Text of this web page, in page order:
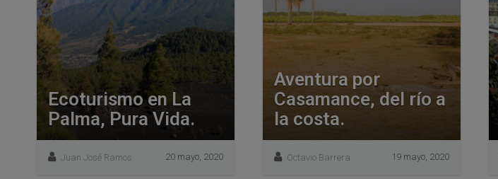
Ecoturismo en La
Palma, Pura Vida.
Juan José Ramos 20 mayo, 2020
Aventura por
Casamance, del río a
la costa.
Octavio Barrera 19 mayo, 2020